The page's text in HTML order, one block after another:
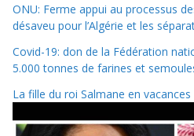
ONU: Ferme appui au processus
désaveu pour l’Algérie et les
Covid-19: don de la Fédération
5.000 tonnes de farines et
La fille du roi Salmane en